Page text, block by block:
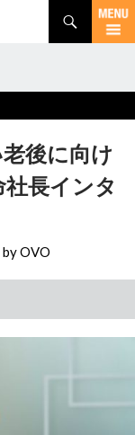
後に向け
長インタ
OVO